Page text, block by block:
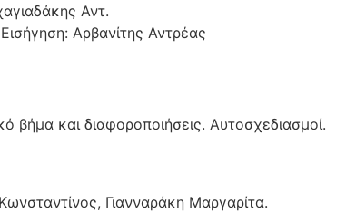
Αντ.
Αρβανίτης Αντρέας
βήμα και διαφοροποιήσεις. Αυτοσχεδιασμοί.
Γιανναράκη Μαργαρίτα.